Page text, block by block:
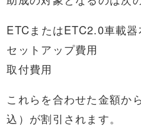
ETCまたはETC2.0車載器
セットアップ費用
取付費用
これらを合わせた金額か
込）が割引されます。